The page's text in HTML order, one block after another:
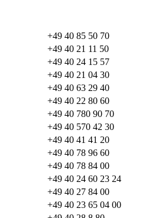
+49 40 85 50 70
+49 40 21 11 50
+49 40 24 15 57
+49 40 21 04 30
+49 40 63 29 40
+49 40 22 80 60
+49 40 780 90 70
+49 40 570 42 30
+49 40 41 41 20
+49 40 78 96 60
+49 40 78 84 00
+49 40 24 60 23 24
+49 40 27 84 00
+49 40 23 65 04 00